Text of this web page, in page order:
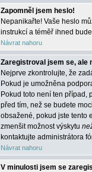
Zapomněl jsem heslo!
Nepanikařte! Vaše heslo
instrukcí a téměř ihned
Návrat nahoru
Zaregistroval jsem se, ale
Nejprve zkontrolujte, že
Pokud je umožněna
Pokud toto není ten případ,
před tím, než se budete
obsažené, pokud jste tento
zmenšit možnost výskytu
kontaktujte administrátora
Návrat nahoru
V minulosti jsem se